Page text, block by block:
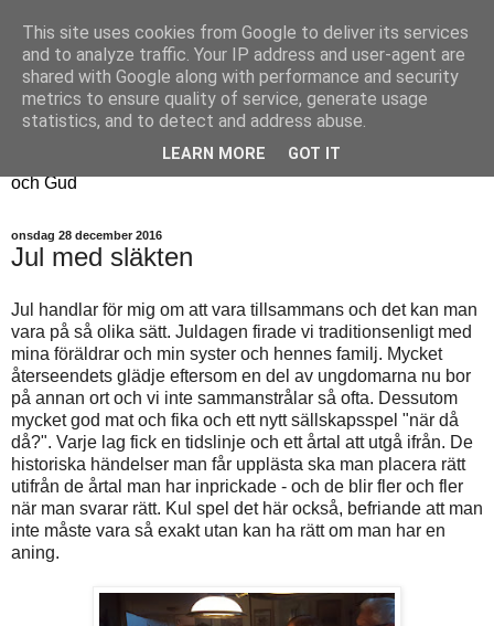
Fyren
Fyren finns för att sprida ljus i mörkret
För att påminna om guldkanterna i tillvaron
Här samsas jakt, hantverk, odling, och andra tankar om livet
och Gud
onsdag 28 december 2016
Jul med släkten
Jul handlar för mig om att vara tillsammans och det kan man
vara på så olika sätt. Juldagen firade vi traditionsenligt med
mina föräldrar och min syster och hennes familj. Mycket
återseendets glädje eftersom en del av ungdomarna nu bor
på annan ort och vi inte sammanstrålar så ofta. Dessutom
mycket god mat och fika och ett nytt sällskapsspel "när då
då?". Varje lag fick en tidslinje och ett årtal att utgå ifrån. De
historiska händelser man får upplästa ska man placera rätt
utifrån de årtal man har inprickade - och de blir fler och fler
när man svarar rätt. Kul spel det här också, befriande att man
inte måste vara så exakt utan kan ha rätt om man har en
aning.
This site uses cookies from Google to deliver its services
and to analyze traffic. Your IP address and user-agent are
shared with Google along with performance and security
metrics to ensure quality of service, generate usage
statistics, and to detect and address abuse.
LEARN MORE GOT IT